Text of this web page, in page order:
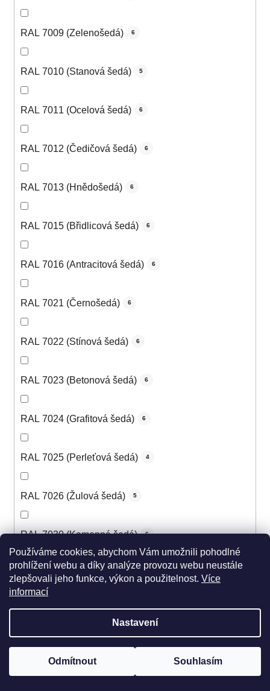
Používáme cookies, abychom Vám umožnili pohodlné
prohlížení webu a díky analýze provozu webu neustále
zlepšovali jeho funkce, výkon a použitelnost. Více
informací
Nastavení
Odmítnout Souhlasím
RAL 7009 (Zelenošedá) 6
RAL 7010 (Stanová šedá) 5
RAL 7011 (Ocelová šedá) 6
RAL 7012 (Čedičová šedá) 6
RAL 7013 (Hnědošedá) 6
RAL 7015 (Břidlicová šedá) 6
RAL 7016 (Antracitová šedá) 6
RAL 7021 (Černošedá) 6
RAL 7022 (Stínová šedá) 6
RAL 7023 (Betonová šedá) 6
RAL 7024 (Grafitová šedá) 6
RAL 7025 (Perleťová šedá) 4
RAL 7026 (Žulová šedá) 5
RAL 7030 (Kamenná šedá) 6
RAL 7031 (Šedomodrá)
RAL 7032 (Štěrková šedá) 6
RAL 7033 (Cementová šedá)